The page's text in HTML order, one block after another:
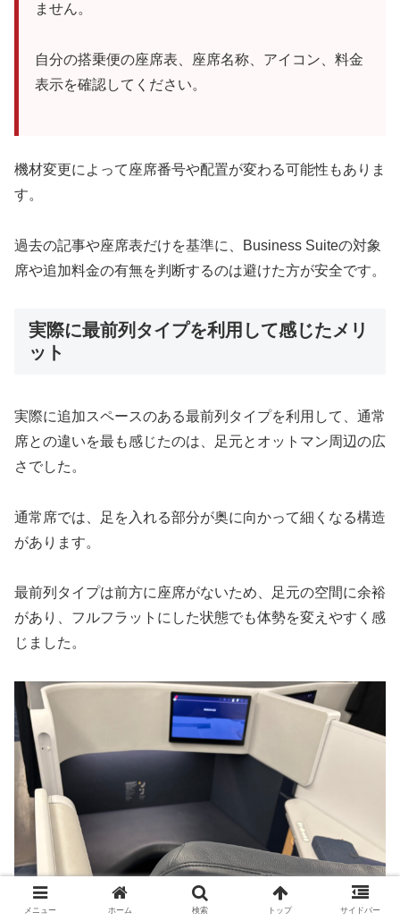
ません。
自分の搭乗便の座席表、座席名称、アイコン、料金
表示を確認してください。
機材変更によって座席番号や配置が変わる可能性もありま
す。
過去の記事や座席表だけを基準に、Business Suiteの対象
席や追加料金の有無を判断するのは避けた方が安全です。
実際に最前列タイプを利用して感じたメリ
ット
実際に追加スペースのある最前列タイプを利用して、通常
席との違いを最も感じたのは、足元とオットマン周辺の広
さでした。
通常席では、足を入れる部分が奥に向かって細くなる構造
があります。
最前列タイプは前方に座席がないため、足元の空間に余裕
があり、フルフラットにした状態でも体勢を変えやすく感
じました。
メニュー ホーム 検索 トップ サイドバー